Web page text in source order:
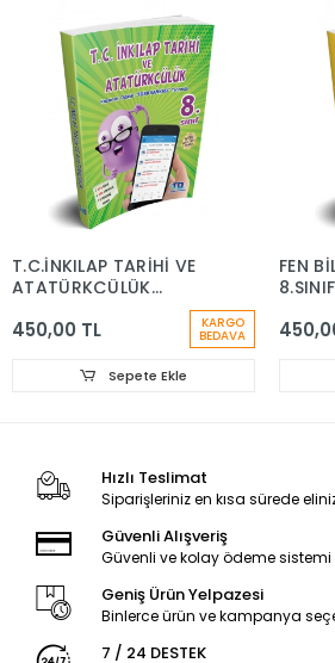
T.C.İNKILAP TARİHİ VE
ATATÜRKÇÜLÜK
450,00 TL KARGO
BEDAVA
Sepete Ekle
FEN
8.SINIF
Hızlı Teslimat
Siparişleriniz en kısa sürede
Güvenli Alışveriş
Güvenli ve kolay ödeme sistemi
Geniş Ürün Yelpazesi
Binlerce ürün ve kampanya
7 / 24 DESTEK